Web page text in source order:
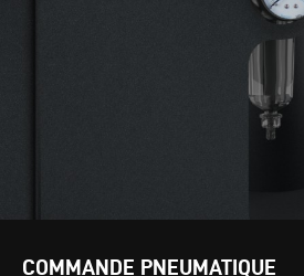
COMMANDE PNEUMATIQUE